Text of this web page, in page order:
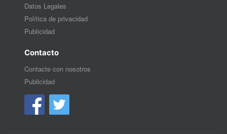
Datos Legales
Política de privacidad
Publicidad
Contacto
Contacte con nosotros
Publicidad